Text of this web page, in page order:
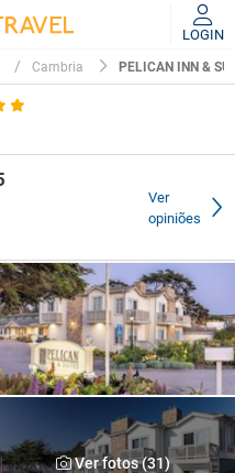
LOGIN
Cambria PELICAN INN &
Ver
opiniões
Ver fotos (31)